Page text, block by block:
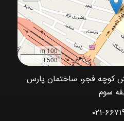
100 m
500 ft
کوچه فجر، ساختمان پارس
سوم